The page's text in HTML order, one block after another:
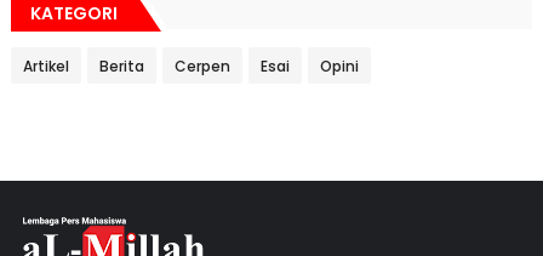
KATEGORI
Artikel Berita Cerpen Esai Opini